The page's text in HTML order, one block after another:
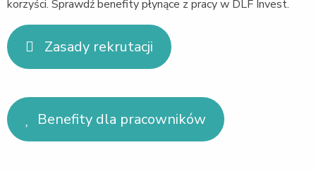
korzyści. Sprawdź benefity płynące z pracy w DLF Invest.
Zasady rekrutacji
Benefity dla pracowników